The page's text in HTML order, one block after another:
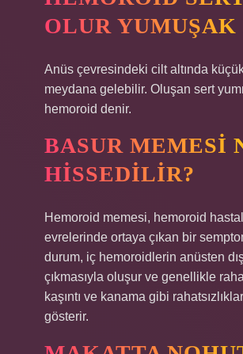
OLUR YUMUŞAK
Anüs çevresindeki cilt altında
meydana gelebilir. Oluşan sert
hemoroid denir.
BASUR MEMESI
HISSEDILIR?
Hemoroid memesi, hemoroid
evrelerinde ortaya çıkan bir
durum, iç hemoroidlerin anüsten
çıkmasıyla oluşur ve genellikle
kaşıntı ve kanama gibi
gösterir.